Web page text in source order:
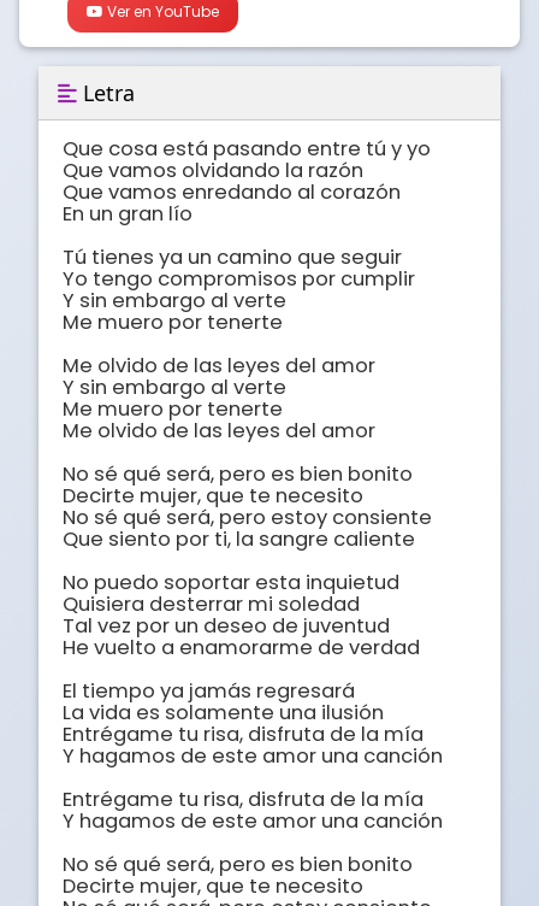
Ver en YouTube
Letra
Que cosa está pasando entre tú y yo
Que vamos olvidando la razón
Que vamos enredando al corazón
En un gran lío
Tú tienes ya un camino que seguir
Yo tengo compromisos por cumplir
Y sin embargo al verte
Me muero por tenerte
Me olvido de las leyes del amor
Y sin embargo al verte
Me muero por tenerte
Me olvido de las leyes del amor
No sé qué será, pero es bien bonito
Decirte mujer, que te necesito
No sé qué será, pero estoy consiente
Que siento por ti, la sangre caliente
No puedo soportar esta inquietud
Quisiera desterrar mi soledad
Tal vez por un deseo de juventud
He vuelto a enamorarme de verdad
El tiempo ya jamás regresará
La vida es solamente una ilusión
Entrégame tu risa, disfruta de la mía
Y hagamos de este amor una canción
Entrégame tu risa, disfruta de la mía
Y hagamos de este amor una canción
No sé qué será, pero es bien bonito
Decirte mujer, que te necesito